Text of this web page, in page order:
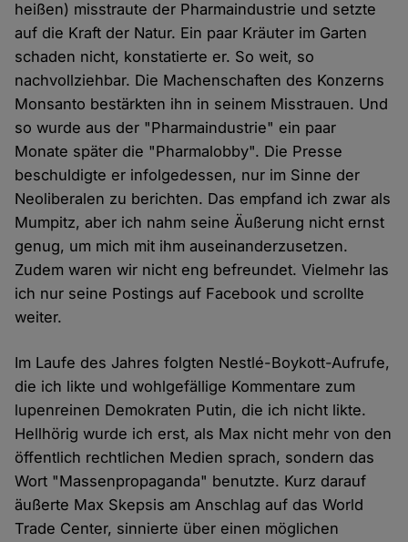
heißen) misstraute der Pharmaindustrie und setzte
auf die Kraft der Natur. Ein paar Kräuter im Garten
schaden nicht, konstatierte er. So weit, so
nachvollziehbar. Die Machenschaften des Konzerns
Monsanto bestärkten ihn in seinem Misstrauen. Und
so wurde aus der "Pharmaindustrie" ein paar
Monate später die "Pharmalobby". Die Presse
beschuldigte er infolgedessen, nur im Sinne der
Neoliberalen zu berichten. Das empfand ich zwar als
Mumpitz, aber ich nahm seine Äußerung nicht ernst
genug, um mich mit ihm auseinanderzusetzen.
Zudem waren wir nicht eng befreundet. Vielmehr las
ich nur seine Postings auf Facebook und scrollte
weiter.
Im Laufe des Jahres folgten Nestlé-Boykott-Aufrufe,
die ich likte und wohlgefällige Kommentare zum
lupenreinen Demokraten Putin, die ich nicht likte.
Hellhörig wurde ich erst, als Max nicht mehr von den
öffentlich rechtlichen Medien sprach, sondern das
Wort "Massenpropaganda" benutzte. Kurz darauf
äußerte Max Skepsis am Anschlag auf das World
Trade Center, sinnierte über einen möglichen